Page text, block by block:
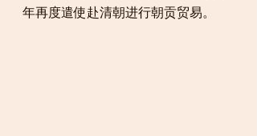
年再度遣使赴清朝进行朝贡贸易。